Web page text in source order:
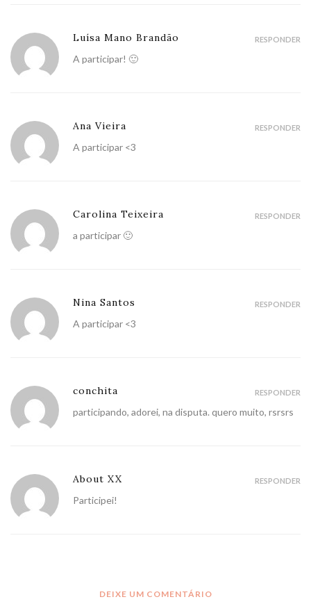
Luísa Mano Brandão
A participar! 🙂
RESPONDER
Ana Vieira
A participar <3
RESPONDER
Carolina Teixeira
a participar 🙂
RESPONDER
Nina Santos
A participar <3
RESPONDER
conchita
participando, adorei, na disputa. quero muito, rsrsrs
RESPONDER
About XX
Participei!
RESPONDER
DEIXE UM COMENTÁRIO